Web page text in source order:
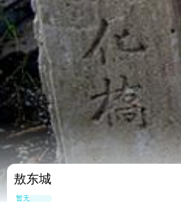
敖东城
暂无点评